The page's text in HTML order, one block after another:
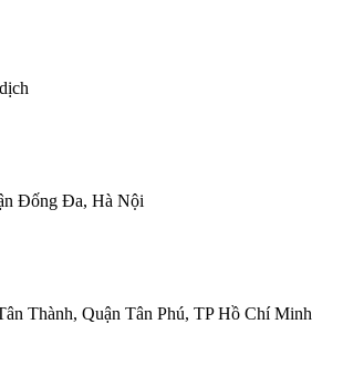
Đống Đa, Hà Nội
Thành, Quận Tân Phú, TP Hồ Chí Minh